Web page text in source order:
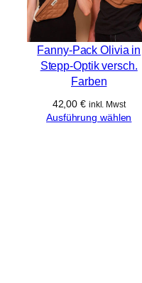
Fanny-Pack Olivia in
Stepp-Optik versch.
Farben
42,00€ inkl. Mwst
Ausführung wählen